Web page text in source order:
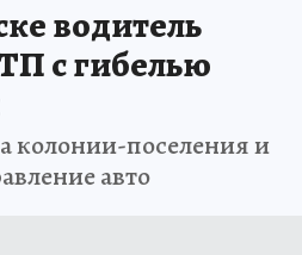
водитель
с гибелью
колонии-поселения и
авто